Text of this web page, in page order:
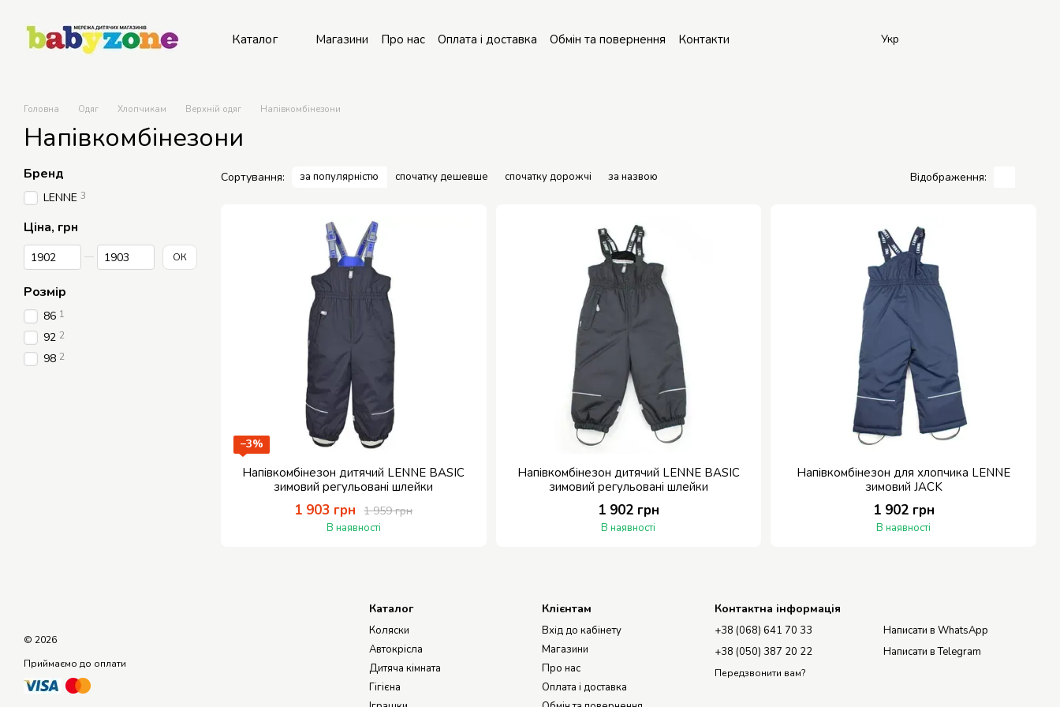
Каталог Магазини Про нас Оплата і доставка Обмін та повернення
Контакти
Укр
Головна Одяг Хлопчикам Верхній одяг Напівкомбінезони
Напівкомбінезони
Сортування: за популярністю спочатку дешевше спочатку дорожчі за назвою Відображення:
−3%
Напівкомбінезон дитячий LENNE BASIC
зимовий регульовані шлейки
1 959 грн
1 903 грн
В наявності
Напівкомбінезон дитячий LENNE BASIC
зимовий регульовані шлейки
1 902 грн
В наявності
Напівкомбінезон для хлопчика LENNE
зимовий JACK
1 902 грн
В наявності
Бренд
LENNE 3
Ціна, грн
Від Ціна, грн
До Ціна, грн ОК
Розмір
86 1
92 2
98 2
© 2026
Приймаємо до оплати
Каталог
Коляски
Автокрісла
Дитяча кімната
Гігієна
Клієнтам
Вхід до кабінету
Магазини
Про нас
Оплата і доставка
Контактна інформація
+38 (068) 641 70 33
+38 (050) 387 20 22
Передзвонити вам?
Написати в WhatsApp
Написати в Telegram